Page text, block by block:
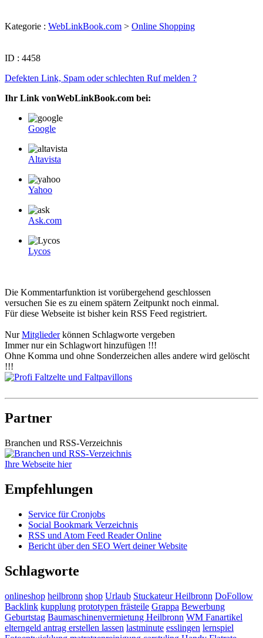
Kategorie : WebLinkBook.com > Online Shopping
ID : 4458
Defekten Link, Spam oder schlechten Ruf melden ?
Ihr Link vonWebLinkBook.com bei:
Google
Altavista
Yahoo
Ask.com
Lycos
Die Kommentarfunktion ist vorübergehend geschlossen
versuchen Sie es zu einem spätern Zeitpunkt noch einmal.
Für diese Webseite ist bisher kein RSS Feed registriert.
NurMitgliederkönnen Schlagworte vergeben
Immer nur ein Schlagwort hinzufügen !!!
Ohne Komma und ohne Sonderzeichen alles andere wird gelöscht
!!!
Partner
Branchen und RSS-Verzeichnis
Ihre Webseite hier
Empfehlungen
Service für Cronjobs
Social Bookmark Verzeichnis
RSS und Atom Feed Reader Online
Bericht über den SEO Wert deiner Website
Schlagworte
onlineshop heilbronn shop Urlaub Stuckateur Heilbronn DoFollow
Backlink kupplung prototypen frästeile Grappa Bewerbung
Geburtstag Baumaschinenvermietung Heilbronn WM Fanartikel
elterngeld antrag erstellen lassen lastminute esslingen lernspiel